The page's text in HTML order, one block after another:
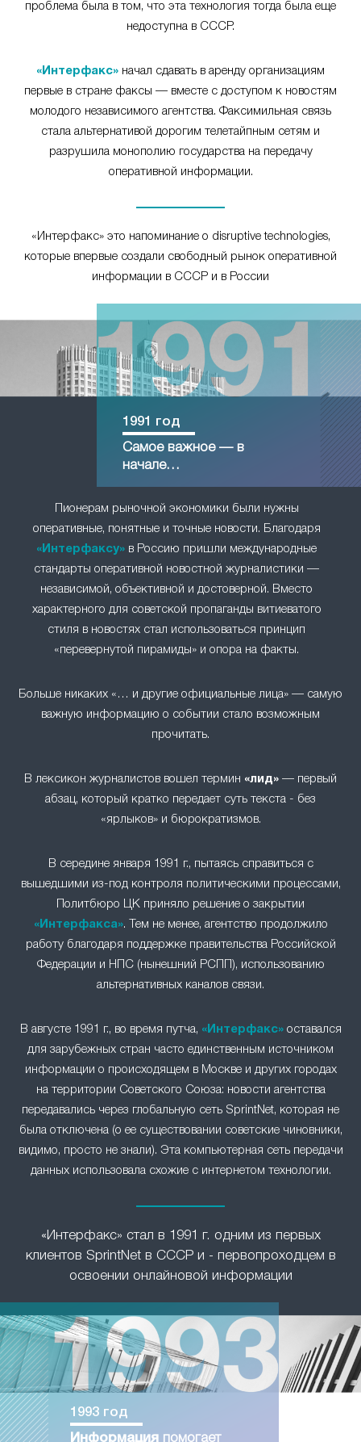
проблема была в том, что эта технология тогда была еще
недоступна в СССР.
«Интерфакс» начал сдавать в аренду организациям
первые в стране факсы — вместе с доступом к новостям
молодого независимого агентства. Факсимильная связь
стала альтернативой дорогим телетайпным сетям и
разрушила монополию государства на передачу
оперативной информации.
«Интерфакс» это напоминание о disruptive technologies,
которые впервые создали свободный рынок оперативной
информации в СССР и в России
Пионерам рыночной экономики были нужны
оперативные, понятные и точные новости. Благодаря
«Интерфаксу» в Россию пришли международные
стандарты оперативной новостной журналистики —
независимой, объективной и достоверной. Вместо
характерного для советской пропаганды витиеватого
стиля в новостях стал использоваться принцип
«перевернутой пирамиды» и опора на факты.
1991 год
Самое важное — в
начале…
Больше никаких «… и другие официальные лица» — самую
важную информацию о событии стало возможным
прочитать.
В лексикон журналистов вошел термин «лид» — первый
абзац, который кратко передает суть текста - без
«ярлыков» и бюрократизмов.
В середине января 1991 г., пытаясь справиться с
вышедшими из-под контроля политическими процессами,
Политбюро ЦК приняло решение о закрытии
«Интерфакса». Тем не менее, агентство продолжило
работу благодаря поддержке правительства Российской
Федерации и НПС (нынешний РСПП), использованию
альтернативных каналов связи.
В августе 1991 г., во время путча, «Интерфакс»оставался
для зарубежных стран часто единственным источником
информации о происходящем в Москве и других городах
на территории Советского Союза: новости агентства
передавались через глобальную сеть SprintNet, которая не
была отключена (о ее существовании советские чиновники,
видимо, просто не знали). Эта компьютерная сеть передачи
данных использовала схожие с интернетом технологии.
«Интерфакс» стал в 1991 г. одним из первых
клиентов SprintNet в СССР и - первопроходцем в
освоении онлайновой информации
1993 год
Информация помогает